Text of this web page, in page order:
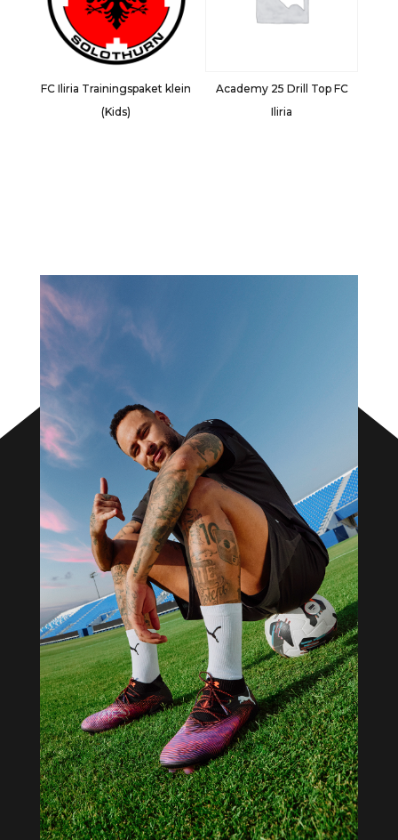
FC Iliria Trainingspaket klein
(Kids)
Academy 25 Drill Top FC
Iliria